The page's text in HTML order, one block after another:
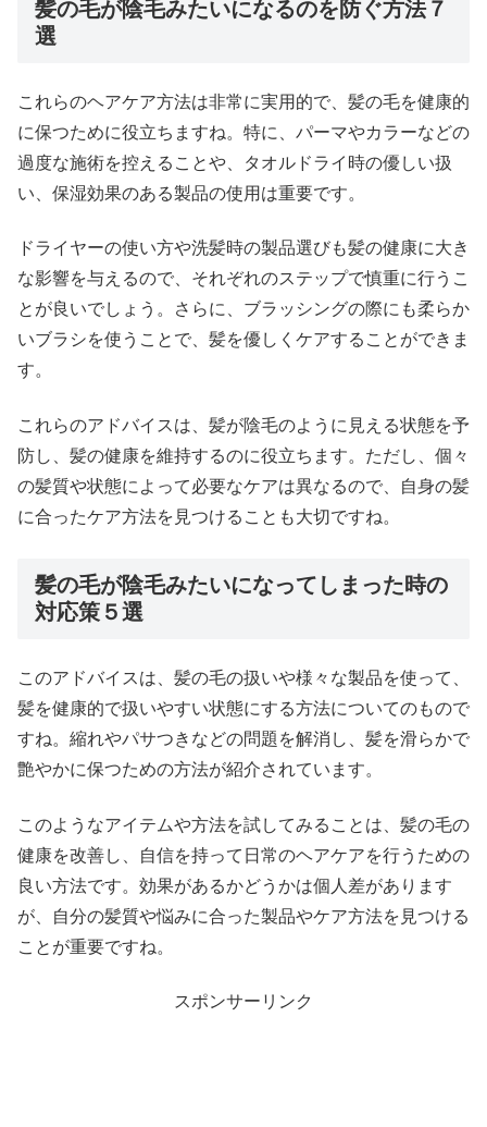
髪の毛が陰毛みたいになるのを防ぐ方法７
選
これらのヘアケア方法は非常に実用的で、髪の毛を健康的
に保つために役立ちますね。特に、パーマやカラーなどの
過度な施術を控えることや、タオルドライ時の優しい扱
い、保湿効果のある製品の使用は重要です。
ドライヤーの使い方や洗髪時の製品選びも髪の健康に大き
な影響を与えるので、それぞれのステップで慎重に行うこ
とが良いでしょう。さらに、ブラッシングの際にも柔らか
いブラシを使うことで、髪を優しくケアすることができま
す。
これらのアドバイスは、髪が陰毛のように見える状態を予
防し、髪の健康を維持するのに役立ちます。ただし、個々
の髪質や状態によって必要なケアは異なるので、自身の髪
に合ったケア方法を見つけることも大切ですね。
髪の毛が陰毛みたいになってしまった時の
対応策５選
このアドバイスは、髪の毛の扱いや様々な製品を使って、
髪を健康的で扱いやすい状態にする方法についてのもので
すね。縮れやパサつきなどの問題を解消し、髪を滑らかで
艶やかに保つための方法が紹介されています。
このようなアイテムや方法を試してみることは、髪の毛の
健康を改善し、自信を持って日常のヘアケアを行うための
良い方法です。効果があるかどうかは個人差があります
が、自分の髪質や悩みに合った製品やケア方法を見つける
ことが重要ですね。
スポンサーリンク